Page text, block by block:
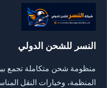
النسر للشحن الدولي
منظومة شحن متكاملة تجمع
المنظمة، وخيارات النقل